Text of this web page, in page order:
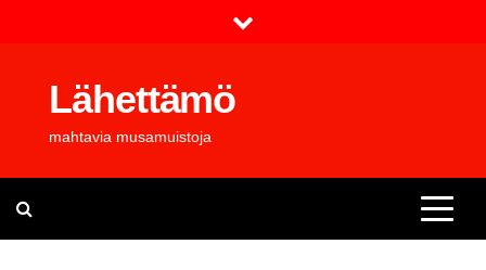
Lähettämö
mahtavia musamuistoja